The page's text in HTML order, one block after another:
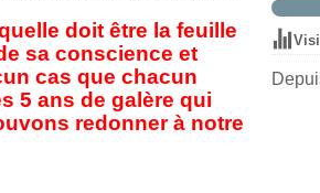
doit être la feuille
sa conscience et
cas que chacun
5 ans de galère qui
redonner à notre